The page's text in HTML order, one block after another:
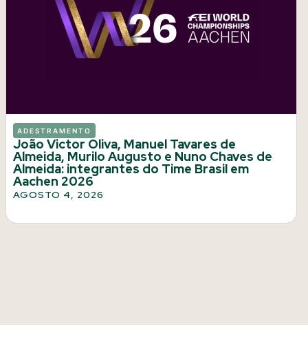
ADESTRAMENTO
João Victor Oliva, Manuel Tavares de
Almeida, Murilo Augusto e Nuno Chaves de
Almeida: integrantes do Time Brasil em
Aachen 2026
AGOSTO 4, 2026